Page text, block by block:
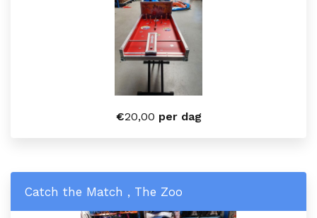
€20,00 per dag
Catch the Match , The Zoo